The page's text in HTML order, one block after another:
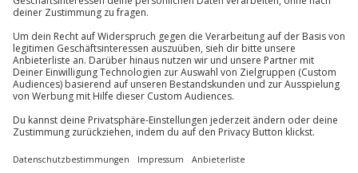
Gutschein gültig für 1 Person
Gruppengröße: 1-12 Personen
Mindestteilnehmeranzahl: 6 Personen
Du erreichst uns telefonisch zu folgenden Zeiten,
außer an bundesweiten Feiertagen:
Mo-Fr: 8-20 Uhr | Sa: 10-16 Uhr
Du möchtest als Firma bestellen?
Sichere Dir attraktive Firmenkunden Vorteile.